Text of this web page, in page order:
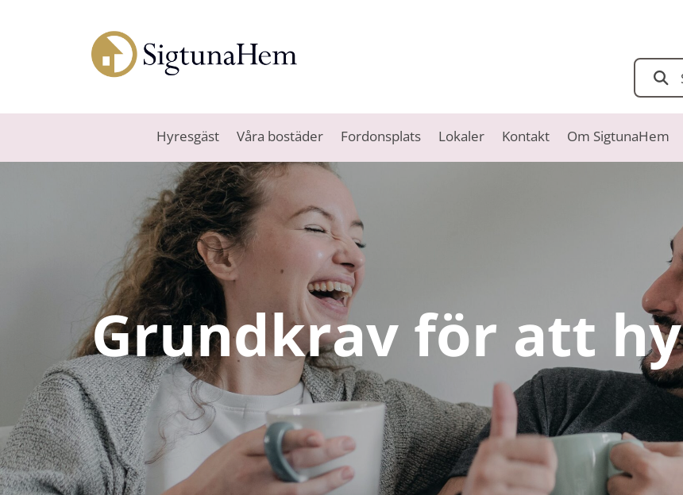
Hyresgäst Våra bostäder Fordonsplats Lokaler Kontakt Om SigtunaHem
Grundkrav för att